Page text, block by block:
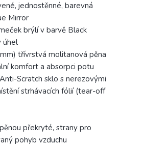
jednostěnné, barevná
Mirror
brýlí v barvě Black
úhel
třívrstvá molitanová pěna
komfort a absorpci potu
Scratch sklo s nerezovými
strhávacích fólií (tear-off
překryté, strany pro
pohyb vzduchu